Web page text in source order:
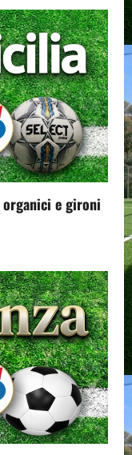
e gironi